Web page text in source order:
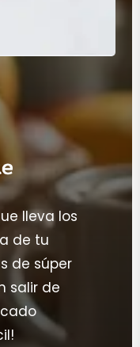
lleva los
de tu
de súper
salir de